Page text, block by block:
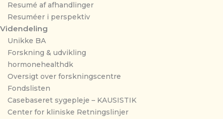
Resumé af afhandlinger
Resuméer i perspektiv
Videndeling
Unikke BA
Forskning & udvikling
hormonehealthdk
Oversigt over forskningscentre
Fondslisten
Casebaseret sygepleje – KAUSISTIK
Center for kliniske Retningslinjer